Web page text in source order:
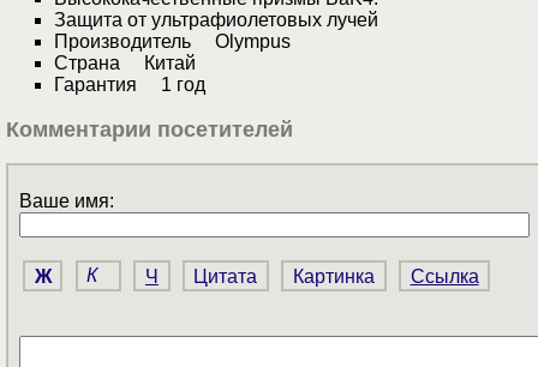
Защита от ультрафиолетовых лучей
Производитель Olympus
Страна Китай
Гарантия 1 год
Комментарии посетителей
Ваше имя:
Ж К Ч Цитата Картинка Ссылка